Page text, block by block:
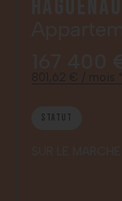
801,62 € / mois *
Statut